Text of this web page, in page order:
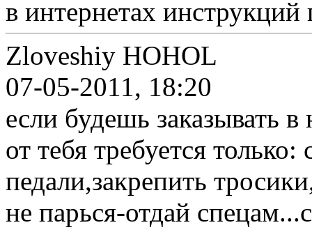
в интернетах
Zloveshiy HOHOL
07-05-2011, 18:20
если будешь заказывать
от тебя требуется
педали,закрепить
не парься-отдай